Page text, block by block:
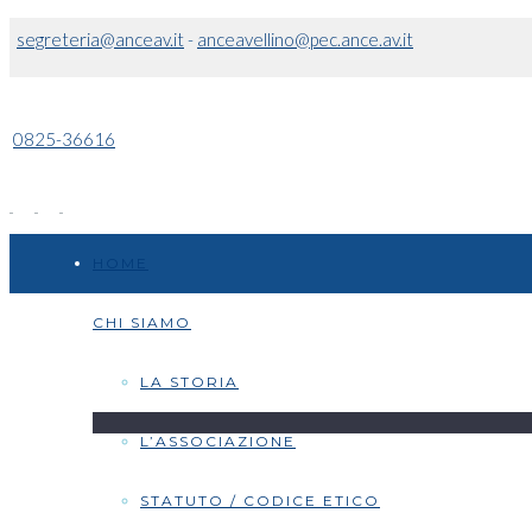
segreteria@anceav.it- anceavellino@pec.ance.av.it
0825-36616
CHI SIAMO
LA STORIA
L’ASSOCIAZIONE
STATUTO / CODICE ETICO